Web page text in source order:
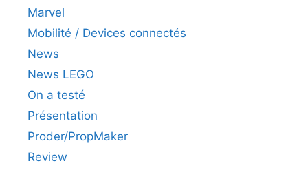
Marvel
Mobilité / Devices connectés
News
News LEGO
On a testé
Présentation
Proder/PropMaker
Review